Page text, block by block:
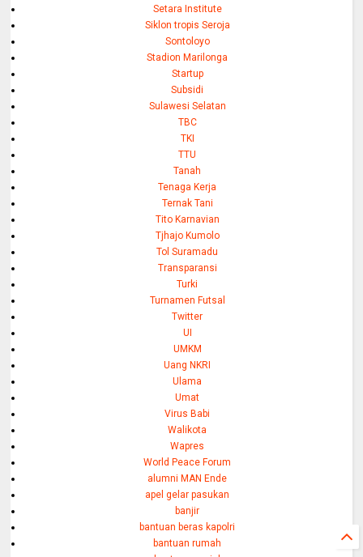
Setara Institute
Siklon tropis Seroja
Sontoloyo
Stadion Marilonga
Startup
Subsidi
Sulawesi Selatan
TBC
TKI
TTU
Tanah
Tenaga Kerja
Ternak Tani
Tito Karnavian
Tjhajo Kumolo
Tol Suramadu
Transparansi
Turki
Turnamen Futsal
Twitter
UI
UMKM
Uang NKRI
Ulama
Umat
Virus Babi
Walikota
Wapres
World Peace Forum
alumni MAN Ende
apel gelar pasukan
banjir
bantuan beras kapolri
bantuan rumah